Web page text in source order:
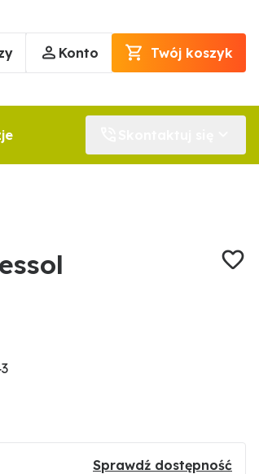
Konto Twój koszyk
Sprawdź dostępność